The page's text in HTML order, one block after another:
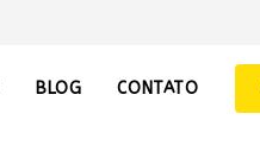
BLOG CONTATO